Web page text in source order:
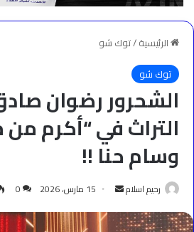
الرئيسية/توك شو
توك شو
الشحرور رضوان
التراث في “أكرم
وسام حنا !!
رحيم اسلام
أرسل
إلكترونيا
15 مارس، 2026 0